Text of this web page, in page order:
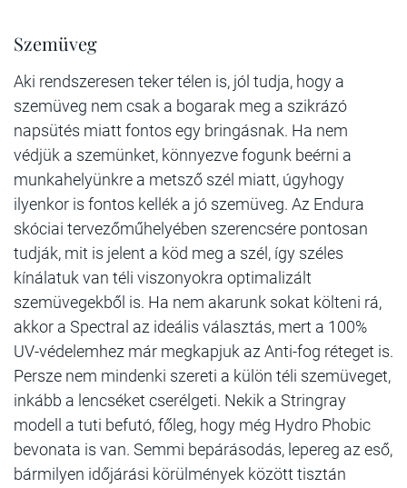
Szemüveg
Aki rendszeresen teker télen is, jól tudja, hogy a
szemüveg nem csak a bogarak meg a szikrázó
napsütés miatt fontos egy bringásnak. Ha nem
védjük a szemünket, könnyezve fogunk beérni a
munkahelyünkre a metsző szél miatt, úgyhogy
ilyenkor is fontos kellék a jó szemüveg. Az Endura
skóciai tervezőműhelyében szerencsére pontosan
tudják, mit is jelent a köd meg a szél, így széles
kínálatuk van téli viszonyokra optimalizált
szemüvegekből is. Ha nem akarunk sokat költeni rá,
akkor a Spectral az ideális választás, mert a 100%
UV-védelemhez már megkapjuk az Anti-fog réteget is.
Persze nem mindenki szereti a külön téli szemüveget,
inkább a lencséket cserélgeti. Nekik a Stringray
modell a tuti befutó, főleg, hogy még Hydro Phobic
bevonata is van. Semmi bepárásodás, lepereg az eső,
bármilyen időjárási körülmények között tisztán